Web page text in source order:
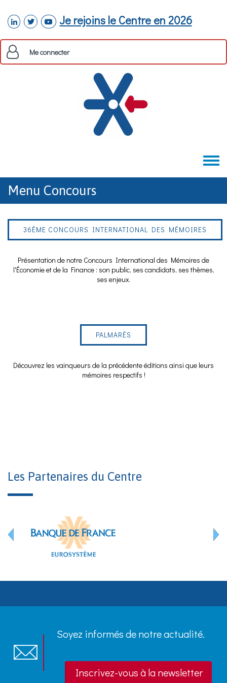
linkedintwitteryoutube
Je rejoins le Centre en 2026
Me connecter
Toggle
Menu Concours
36ÈME CONCOURS INTERNATIONAL DES MÉMOIRES
Présentation de notre Concours International des Mémoires de
l'Économie et de la Finance : son public, ses candidats, ses thèmes,
ses enjeux.
PALMARÈS
Découvrez les vainqueurs de la précédente éditions ainsi que leurs
mémoires respectifs !
Les Partenaires du Centre
Soyez informés de notre actualité.
Inscrivez-vous à la newsletter